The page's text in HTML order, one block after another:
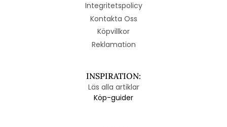
Integritetspolicy
Kontakta Oss
Köpvillkor
Reklamation
INSPIRATION:
Läs alla artiklar
Köp-guider